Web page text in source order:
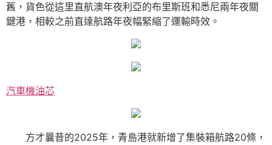
舊，貨色從這里直航澳年夜利亞的布里斯班和悉尼兩年夜關
鍵港，相較之前直達航路年夜幅緊縮了運輸時效。
汽車機油芯
方才曩昔的2025年，青島港就新增了集裝箱航路20條，